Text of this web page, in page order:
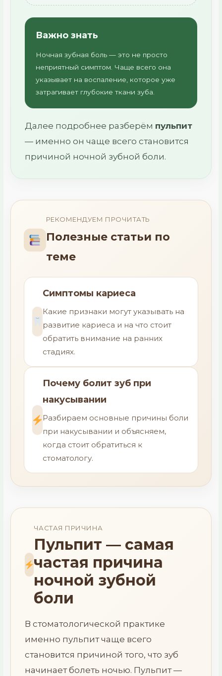
Важно знать
Ночная зубная боль — это не просто
неприятный симптом. Чаще всего она
указывает на воспаление, которое уже
затрагивает глубокие ткани зуба.
Далее подробнее разберём пульпит
— именно он чаще всего становится
причиной ночной зубной боли.
РЕКОМЕНДУЕМ ПРОЧИТАТЬ
Полезные статьи по
теме
Симптомы кариеса
Какие признаки могут указывать на
развитие кариеса и на что стоит
обратить внимание на ранних
стадиях.
Почему болит зуб при
накусывании
Разбираем основные причины боли
при накусывании и объясняем,
когда стоит обратиться к
стоматологу.
ЧАСТАЯ ПРИЧИНА
Пульпит — самая
частая причина
ночной зубной
боли
В стоматологической практике
именно пульпит чаще всего
становится причиной того, что зуб
начинает болеть ночью. Пульпит —